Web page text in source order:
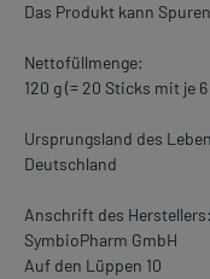
Das Produkt kann
Nettofüllmenge:
120 g (= 20 Sticks mit je 6
Ursprungsland des
Deutschland
Anschrift des Herstellers:
SymbioPharm GmbH
Auf den Lüppen 10